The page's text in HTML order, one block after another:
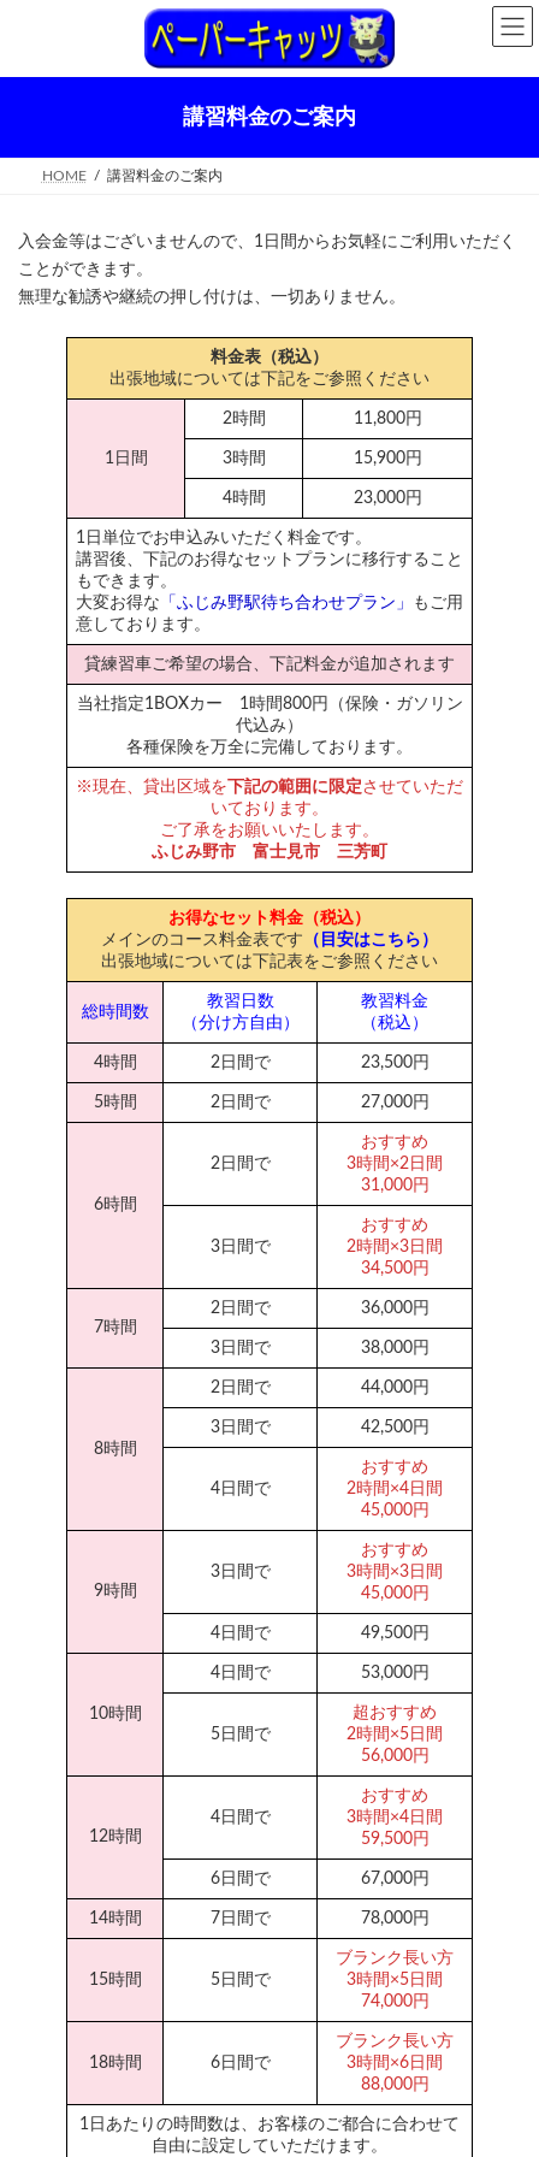
ン
キ
ー
に
講習料金のご案内
HOME 講習料金のご案内
入会金等はございませんので、1日間からお気軽にご利用いただく
ことができます。
無理な勧誘や継続の押し付けは、一切ありません。
料金表（税込）
出張地域については下記をご参照ください
1日間
2時間 11,800円
3時間 15,900円
4時間 23,000円
1日単位でお申込みいただく料金です。
講習後、下記のお得なセットプランに移行すること
もできます。
大変お得な 「ふじみ野駅待ち合わせプラン」
もご用
意しております。
貸練習車ご希望の場合、下記料金が追加されます
当社指定1BOXカー 1時間800円（保険・ガソリン
代込み）
各種保険を万全に完備しております。
※現在、貸出区域を 下記の範囲に限定させていただ
いております。
ご了承をお願いいたします。
ふじみ野市 富士見市 三芳町
お得なセット料金（税込）
メインのコース料金表です （目安はこちら）
出張地域については下記表をご参照ください
総時間数
教習日数
（分け方自由）
教習料金
（税込）
4時間 2日間で 23,500円
5時間 2日間で 27,000円
6時間
2日間で
おすすめ
3時間×2日間
31,000円
3日間で
おすすめ
2時間×3日間
34,500円
7時間
2日間で 36,000円
3日間で 38,000円
8時間
2日間で 44,000円
3日間で 42,500円
4日間で
おすすめ
2時間×4日間
45,000円
9時間
3日間で
おすすめ
3時間×3日間
45,000円
4日間で 49,500円
10時間
4日間で 53,000円
5日間で
超おすすめ
2時間×5日間
56,000円
12時間
4日間で
おすすめ
3時間×4日間
59,500円
6日間で 67,000円
14時間 7日間で 78,000円
15時間 5日間で
ブランク長い方
3時間×5日間
74,000円
18時間 6日間で
ブランク長い方
3時間×6日間
88,000円
1日あたりの時間数は、お客様のご都合に合わせて
自由に設定していただけます。